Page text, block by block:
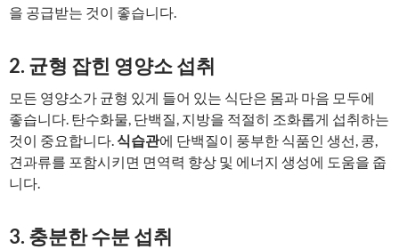
을 공급받는 것이 좋습니다.
2. 균형 잡힌 영양소 섭취
모든 영양소가 균형 있게 들어 있는 식단은 몸과 마음 모두에
좋습니다. 탄수화물, 단백질, 지방을 적절히 조화롭게 섭취하는
것이 중요합니다. 식습관에 단백질이 풍부한 식품인 생선, 콩,
견과류를 포함시키면 면역력 향상 및 에너지 생성에 도움을 줍
니다.
3. 충분한 수분 섭취